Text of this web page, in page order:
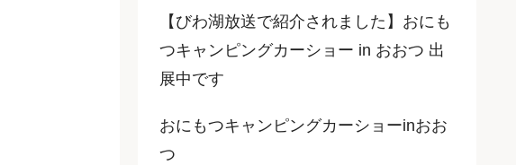
【びわ湖放送で紹介されました】おにも
つキャンピングカーショー in おおつ 出
展中です
おにもつキャンピングカーショーinおお
つ